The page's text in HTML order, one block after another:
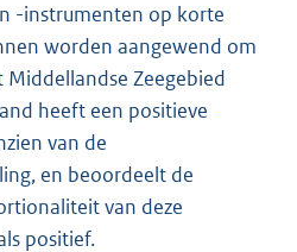
-instrumenten op korte
worden aangewend om
Zeegebied
heeft een positieve
van de
en beoordeelt de
van deze
positief.